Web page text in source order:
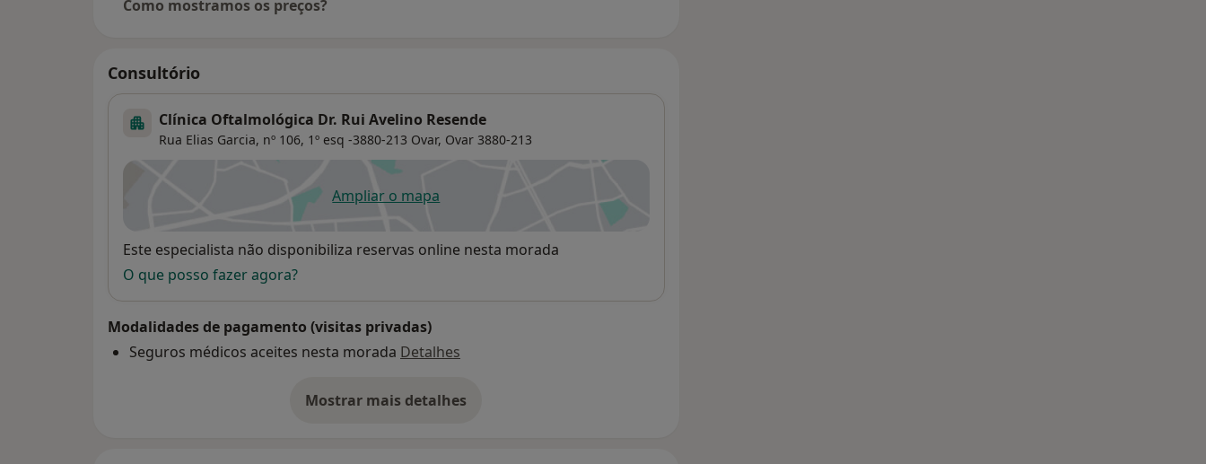
Como mostramos os preços?
Consultório
Clínica Oftalmológica Dr. Rui Avelino Resende
Rua Elias Garcia, nº 106, 1º esq -3880-213 Ovar, Ovar 3880-213
Ampliar o mapaabre num novo separador
Disponibilidade
Este especialista não disponibiliza reservas online nesta morada
O que posso fazer agora?
Modalidades de pagamento (visitas privadas)
Seguros médicos aceites nesta morada Detalhes
Mostrar mais detalhes
sobre o endereço